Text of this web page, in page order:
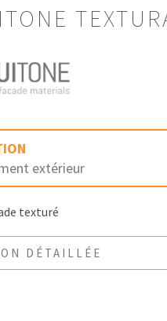
extérieur
texturé
DÉTAILLÉE